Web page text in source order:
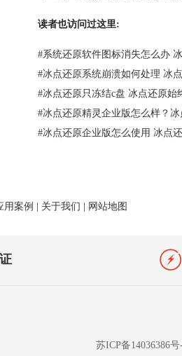
读者也访问过这里:
#系统还原软件图标消失怎么办
#冰点还原系统崩溃如何处理 冰
#冰点还原只冻结c盘 冰点还原始
#冰点还原精灵企业版怎么样？
#冰点还原企业版怎么使用 冰点
用案例 关于我们 网站地图
苏ICP备14036386号